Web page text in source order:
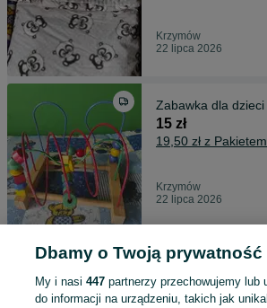
Krzymów
22 lipca 2026
Zabawka dla dzieci
15 zł
19,50 zł z
Krzymów
22 lipca 2026
Drzwi do samochodu
200 zł
210,50 zł z
Dbamy o Twoją prywatność
My i nasi 447partnerzy przechowujemy lub
do informacji na urządzeniu, takich jak